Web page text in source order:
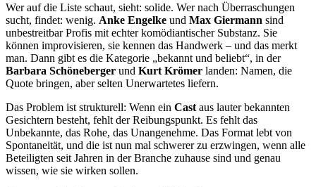
Wer auf die Liste schaut, sieht: solide. Wer nach Überraschungen
sucht, findet: wenig. Anke Engelke und Max Giermann sind
unbestreitbar Profis mit echter komödiantischer Substanz. Sie
können improvisieren, sie kennen das Handwerk – und das merkt
man. Dann gibt es die Kategorie „bekannt und beliebt“, in der
Barbara Schöneberger und Kurt Krömer landen: Namen, die
Quote bringen, aber selten Unerwartetes liefern.
Das Problem ist strukturell: Wenn ein Cast aus lauter bekannten
Gesichtern besteht, fehlt der Reibungspunkt. Es fehlt das
Unbekannte, das Rohe, das Unangenehme. Das Format lebt von
Spontaneität, und die ist nun mal schwerer zu erzwingen, wenn alle
Beteiligten seit Jahren in der Branche zuhause sind und genau
wissen, wie sie wirken sollen.